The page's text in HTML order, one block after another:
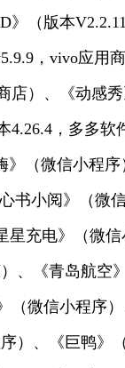
（版本
，vivo应用
）、《动感
4.26.4，多多
（微信小程序
书小阅》（微
星充电》（微
、《青岛航空
（微信小程序
）、《巨鸭》